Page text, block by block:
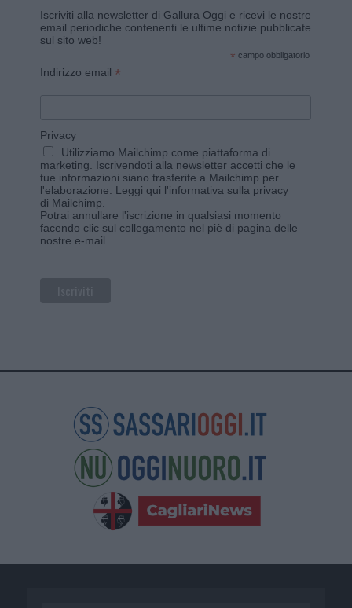
Iscriviti alla newsletter di Gallura Oggi e ricevi le nostre
email periodiche contenenti le ultime notizie pubblicate
sul sito web!
* campo obbligatorio
Indirizzo email *
Privacy
Utilizziamo Mailchimp come piattaforma di
marketing. Iscrivendoti alla newsletter accetti che le
tue informazioni siano trasferite a Mailchimp per
l'elaborazione. Leggi qui l'informativa sulla privacy
di Mailchimp
Potrai annullare l'iscrizione in qualsiasi momento
facendo clic sul collegamento nel piè di pagina delle
nostre e-mail.